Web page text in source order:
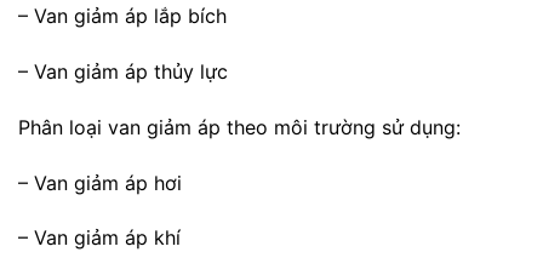
– Van giảm áp lắp bích
– Van giảm áp thủy lực
Phân loại van giảm áp theo môi trường sử dụng:
– Van giảm áp hơi
– Van giảm áp khí